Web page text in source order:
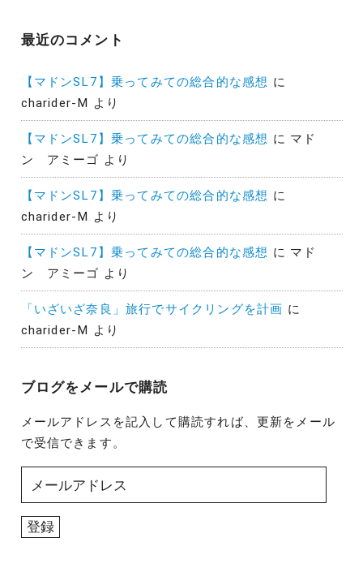
最近のコメント
【マドンSL7】乗ってみての総合的な感想 に
charider-M より
【マドンSL7】乗ってみての総合的な感想 に マド
ン アミーゴ より
【マドンSL7】乗ってみての総合的な感想 に
charider-M より
【マドンSL7】乗ってみての総合的な感想 に マド
ン アミーゴ より
「いざいざ奈良」旅行でサイクリングを計画 に
charider-M より
ブログをメールで購読
メールアドレスを記入して購読すれば、更新をメール
で受信できます。
ル
ア
登録